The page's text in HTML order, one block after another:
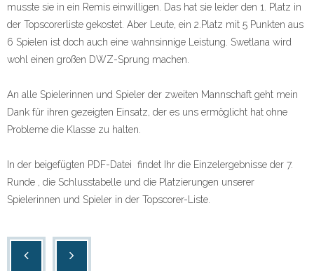
musste sie in ein Remis einwilligen. Das hat sie leider den 1. Platz in
der Topscorerliste gekostet. Aber Leute, ein 2.Platz mit 5 Punkten aus
6 Spielen ist doch auch eine wahnsinnige Leistung. Swetlana wird
wohl einen großen DWZ-Sprung machen.
An alle Spielerinnen und Spieler der zweiten Mannschaft geht mein
Dank für ihren gezeigten Einsatz, der es uns ermöglicht hat ohne
Probleme die Klasse zu halten.
In der beigefügten PDF-Datei findet Ihr die Einzelergebnisse der 7.
Runde , die Schlusstabelle und die Platzierungen unserer
Spielerinnen und Spieler in der Topscorer-Liste.